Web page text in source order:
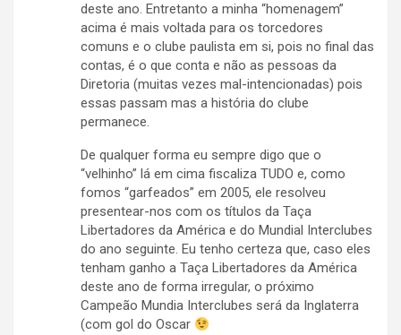
deste ano. Entretanto a minha “homenagem”
acima é mais voltada para os torcedores
comuns e o clube paulista em si, pois no final das
contas, é o que conta e não as pessoas da
Diretoria (muitas vezes mal-intencionadas) pois
essas passam mas a história do clube
permanece.
De qualquer forma eu sempre digo que o
“velhinho” lá em cima fiscaliza TUDO e, como
fomos “garfeados” em 2005, ele resolveu
presentear-nos com os títulos da Taça
Libertadores da América e do Mundial Interclubes
do ano seguinte. Eu tenho certeza que, caso eles
tenham ganho a Taça Libertadores da América
deste ano de forma irregular, o próximo
Campeão Mundia Interclubes será da Inglaterra
(com gol do Oscar